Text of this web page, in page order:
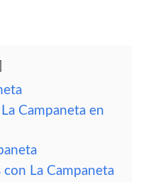
Campaneta en
La Campaneta